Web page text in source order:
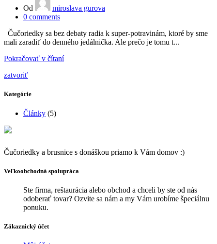
Od
miroslava gurova
0 comments
Čučoriedky sa bez debaty radia k super-potravinám, ktoré by sme
mali zaradiť do denného jedálnička. Ale prečo je tomu t...
Pokračovať v čítaní
zatvoriť
Kategórie
Články (5)
Čučoriedky a brusnice s donáškou priamo k Vám domov :)
Veľkoobchodná spolupráca
Ste firma, reštaurácia alebo obchod a chceli by ste od nás
odoberať tovar? Ozvite sa nám a my Vám urobíme špeciálnu
ponuku.
Zákaznický účet